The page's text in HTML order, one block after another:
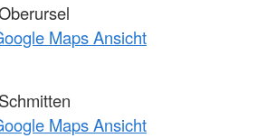
Maps Ansicht
Maps Ansicht